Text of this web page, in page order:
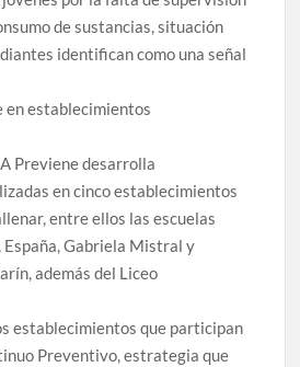
de sustancias, situación
identifican como una señal
en establecimientos
Previene desarrolla
en cinco establecimientos
entre ellos las escuelas
Gabriela Mistral y
además del Liceo
establecimientos que participan
Preventivo, estrategia que